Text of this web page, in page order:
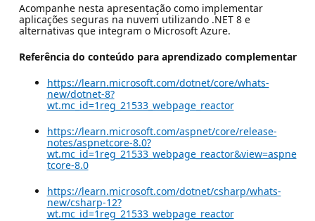
Acompanhe nesta apresentação como implementar
aplicações seguras na nuvem utilizando .NET 8 e
alternativas que integram o Microsoft Azure.
Referência do conteúdo para aprendizado complementar
https://learn.microsoft.com/dotnet/core/whats-
new/dotnet-8?
wt.mc_id=1reg_21533_webpage_reactor
https://learn.microsoft.com/aspnet/core/release-
notes/aspnetcore-8.0?
wt.mc_id=1reg_21533_webpage_reactor&view=aspne
tcore-8.0
https://learn.microsoft.com/dotnet/csharp/whats-
new/csharp-12?
wt.mc_id=1reg_21533_webpage_reactor